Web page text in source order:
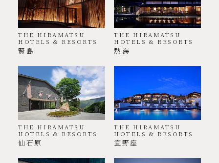
THE HIRAMATSU
HOTELS & RESORTS
賢島
THE HIRAMATSU
HOTELS & RESORTS
熱海
THE HIRAMATSU
HOTELS & RESORTS
仙石原
THE HIRAMATSU
HOTELS & RESORTS
宜野座